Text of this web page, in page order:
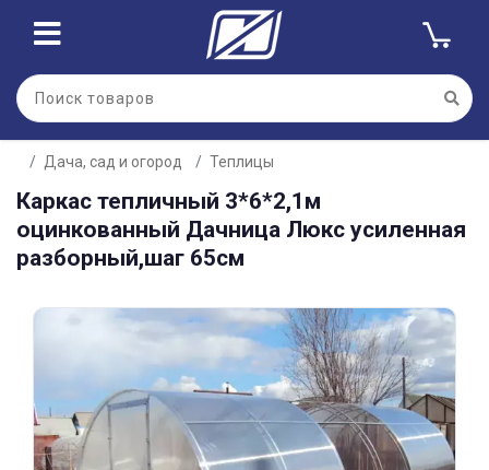
Дача, сад и огород Теплицы
Каркас тепличный 3*6*2,1м
оцинкованный Дачница Люкс усиленная
разборный,шаг 65см
Для клиентов всех банков
Разбейте
оплатуна части
без переплат
График платежей
25